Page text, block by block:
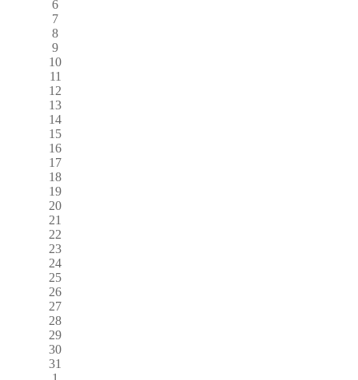
6
7
8
9
10
11
12
13
14
15
16
17
18
19
20
21
22
23
24
25
26
27
28
29
30
31